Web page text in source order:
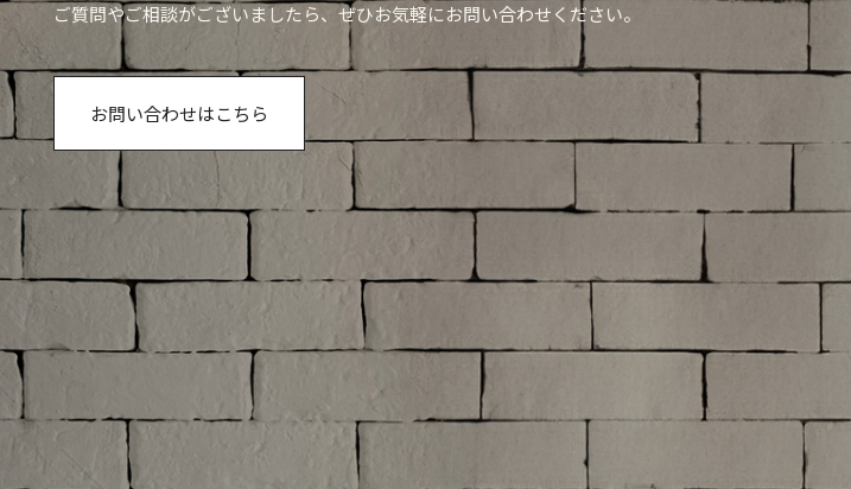
ご質問やご相談がございましたら、ぜひお気軽にお問い合わせください。
お問い合わせはこちら